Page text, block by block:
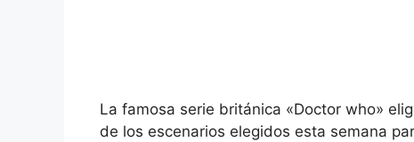
La famosa serie británica «Doctor who»
de los escenarios elegidos esta semana